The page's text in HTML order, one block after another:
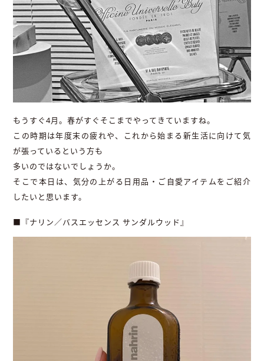
もうすぐ4月。春がすぐそこまでやってきていますね。
この時期は年度末の疲れや、これから始まる新生活に向けて気
が張っているという方も
多いのではないでしょうか。
そこで本日は、気分の上がる日用品・ご自愛アイテムをご紹介
したいと思います。
■『ナリン／バスエッセンス サンダルウッド』